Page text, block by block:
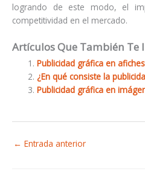
logrando de este modo, el
competitividad en el mercado.
Artículos Que También Te
Publicidad gráfica en
¿En qué consiste la
Publicidad gráfica en
← Entrada anterior